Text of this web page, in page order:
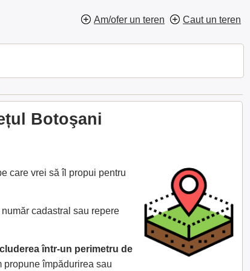
Am/ofer un teren Caut un teren
Botoşani
care vrei să îl propui pentru
cadastral sau repere
într-un perimetru de
propune împădurirea sau